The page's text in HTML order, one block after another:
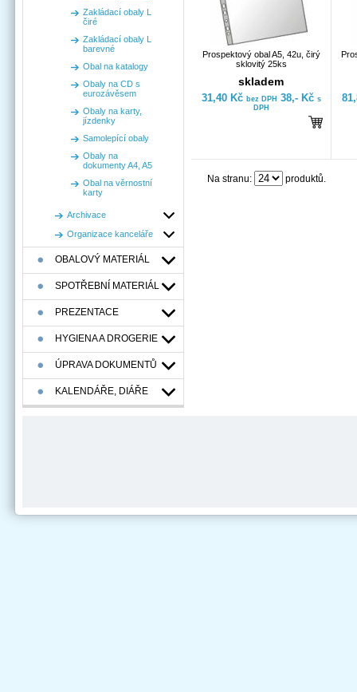
Zakládací obaly L
čiré
Zakládací obaly L
barevné
Obal na katalogy
Obaly na CD s
eurozávěsem
Obaly na karty,
jízdenky
Samolepící obaly
Obaly na
dokumenty A4, A5
Obal na věrnostní
karty
Archivace
Organizace kanceláře
OBALOVÝ MATERIÁL
SPOTŘEBNÍ MATERIÁL
PREZENTACE
HYGIENA A DROGERIE
ÚPRAVA DOKUMENTŮ
KALENDÁŘE, DIÁŘE
Prospektový obal A5, 42u, čirý
sklovitý 25ks
skladem
31,40 Kč bez DPH 38,- Kč s
DPH
Na stranu: produktů.